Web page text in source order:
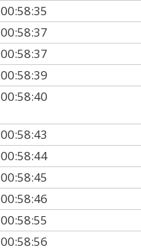
00:58:35
00:58:37
00:58:37
00:58:39
00:58:40
00:58:43
00:58:44
00:58:45
00:58:46
00:58:55
00:58:56